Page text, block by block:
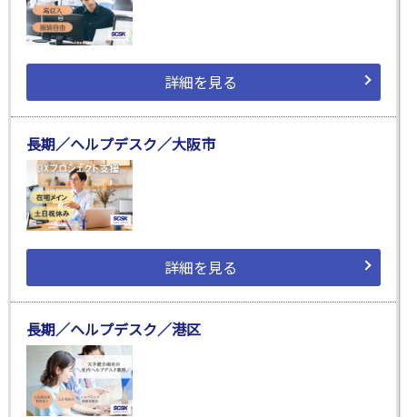
詳細を見る
長期／ヘルプデスク／大阪市
詳細を見る
長期／ヘルプデスク／港区